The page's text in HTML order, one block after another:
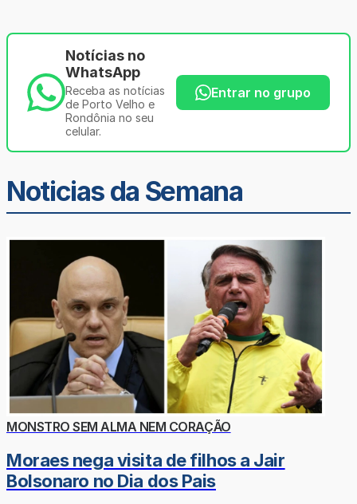
Notícias no
WhatsApp
Receba as notícias
de Porto Velho e
Rondônia no seu
celular.
Entrar no grupo
Noticias da Semana
MONSTRO SEM ALMA NEM CORAÇÃO
Moraes nega visita de filhos a Jair
Bolsonaro no Dia dos Pais